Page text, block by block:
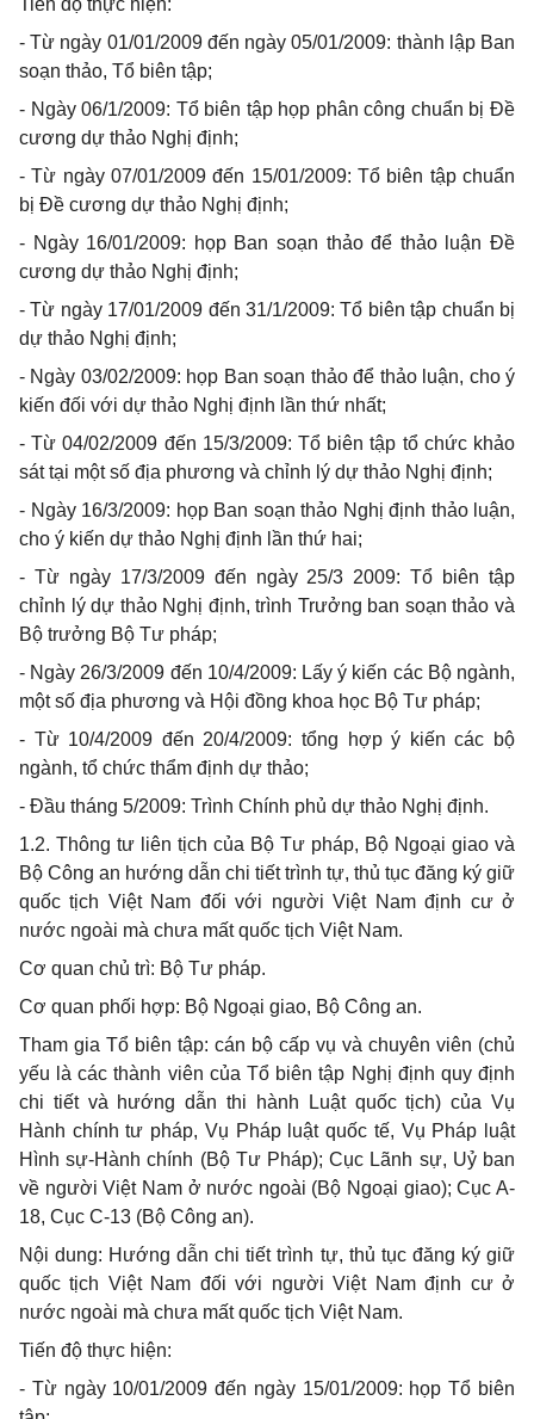
Tiến độ thực hiện:
- Từ ngày 01/01/2009 đến ngày 05/01/2009: thành lập Ban
soạn thảo, Tổ biên tập;
- Ngày 06/1/2009: Tổ biên tập họp phân công chuẩn bị Đề
cương dự thảo Nghị định;
- Từ ngày 07/01/2009 đến 15/01/2009: Tổ biên tập chuẩn
bị Đề cương dự thảo Nghị định;
- Ngày 16/01/2009: họp Ban soạn thảo để thảo luận Đề
cương dự thảo Nghị định;
- Từ ngày 17/01/2009 đến 31/1/2009: Tổ biên tập chuẩn bị
dự thảo Nghị định;
- Ngày 03/02/2009: họp Ban soạn thảo để thảo luận, cho ý
kiến đối với dự thảo Nghị định lần thứ nhất;
- Từ 04/02/2009 đến 15/3/2009: Tổ biên tập tổ chức khảo
sát tại một số địa phương và chỉnh lý dự thảo Nghị định;
- Ngày 16/3/2009: họp Ban soạn thảo Nghị định thảo luận,
cho ý kiến dự thảo Nghị định lần thứ hai;
- Từ ngày 17/3/2009 đến ngày 25/3 2009: Tổ biên tập
chỉnh lý dự thảo Nghị định, trình Trưởng ban soạn thảo và
Bộ trưởng Bộ Tư pháp;
- Ngày 26/3/2009 đến 10/4/2009: Lấy ý kiến các Bộ ngành,
một số địa phương và Hội đồng khoa học Bộ Tư pháp;
- Từ 10/4/2009 đến 20/4/2009: tổng hợp ý kiến các bộ
ngành, tổ chức thẩm định dự thảo;
- Đầu tháng 5/2009: Trình Chính phủ dự thảo Nghị định.
1.2. Thông tư liên tịch của Bộ Tư pháp, Bộ Ngoại giao và
Bộ Công an hướng dẫn chi tiết trình tự, thủ tục đăng ký giữ
quốc tịch Việt Nam đối với người Việt Nam định cư ở
nước ngoài mà chưa mất quốc tịch Việt Nam.
Cơ quan chủ trì: Bộ Tư pháp.
Cơ quan phối hợp: Bộ Ngoại giao, Bộ Công an.
Tham gia Tổ biên tập: cán bộ cấp vụ và chuyên viên (chủ
yếu là các thành viên của Tổ biên tập Nghị định quy định
chi tiết và hướng dẫn thi hành Luật quốc tịch) của Vụ
Hành chính tư pháp, Vụ Pháp luật quốc tế, Vụ Pháp luật
Hình sự-Hành chính (Bộ Tư Pháp); Cục Lãnh sự, Uỷ ban
về người Việt Nam ở nước ngoài (Bộ Ngoại giao); Cục A-
18, Cục C-13 (Bộ Công an).
Nội dung: Hướng dẫn chi tiết trình tự, thủ tục đăng ký giữ
quốc tịch Việt Nam đối với người Việt Nam định cư ở
nước ngoài mà chưa mất quốc tịch Việt Nam.
Tiến độ thực hiện:
- Từ ngày 10/01/2009 đến ngày 15/01/2009: họp Tổ biên